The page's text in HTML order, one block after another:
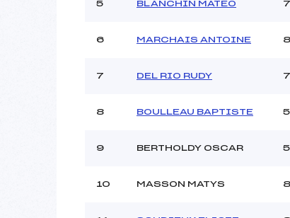
Pénalité appliquée :
5 BLANCHIN MATEO
6 MARCHAIS ANTOINE
7 DEL RIO RUDY
8 BOULLEAU BAPTISTE
9 BERTHOLDY OSCAR
10 MASSON MATYS